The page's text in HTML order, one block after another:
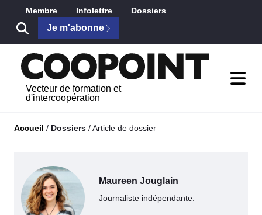
Saut au contenu principal
Membre Infolettre Dossiers
Je m'abonne
Vecteur de formation et
d'intercoopération
Accueil / Dossiers /Article de dossier
Maureen Jouglain
Journaliste indépendante.